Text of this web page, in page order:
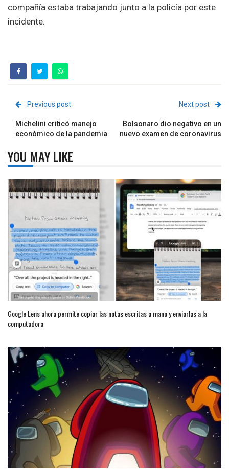
compañía estaba trabajando junto a la policía por este
incidente.
Previous post
Michelini criticó manejo
económico de la pandemia
Next post
Bolsonaro dio negativo en un
nuevo examen de coronavirus
YOU MAY LIKE
Google Lens ahora permite copiar las notas escritas a mano y enviarlas a la
computadora